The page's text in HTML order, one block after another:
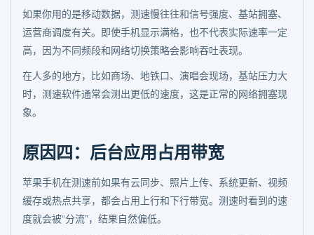
如果你用的是移动数据，测速慢往往和信号强度、基站拥塞、
运营商调度有关。即使手机显示满格，也不代表实际速率一定
高，因为不同频段和网络切换策略会影响吞吐表现。
在人多的地方，比如商场、地铁口、演唱会现场，基站压力大
时，测速软件通常会测出更低的速度，这是正常的网络拥塞现
象。
原因四：后台应用占用带宽
苹果手机在测速前如果有云同步、照片上传、系统更新、视频
缓存或热点共享，都会占用上行和下行带宽。测速时看到的速
度就会被“分流”，结果自然偏低。